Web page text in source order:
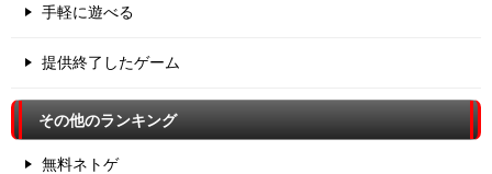
手軽に遊べる
提供終了したゲーム
その他のランキング
無料ネトゲ